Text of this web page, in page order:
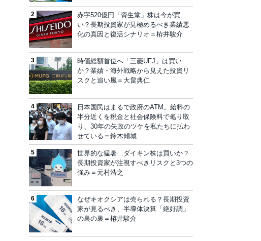
赤字520億円「資生堂」株は今が買
い？長期投資家が見極めるべき業績悪
化の真因と復活シナリオ＝栫井駿介
時価総額首位へ「三菱UFJ」は買い
か？業績・海外戦略から見えた投資リ
スクと追い風＝大畠典仁
日本国民はまるで政府のATM。給料の
半分近くを税金と社会保険料で毟り取
り、30年の失政のツケを私たちに払わ
せている＝鈴木傾城
世界的な猛暑…ダイキン株は買いか？
長期投資家が注視すべきリスクと3つの
強み＝元村浩之
なぜキオクシアは売られる？長期投資
家が見るべき、半導体決算「絶好調」
の裏の裏＝栫井駿介